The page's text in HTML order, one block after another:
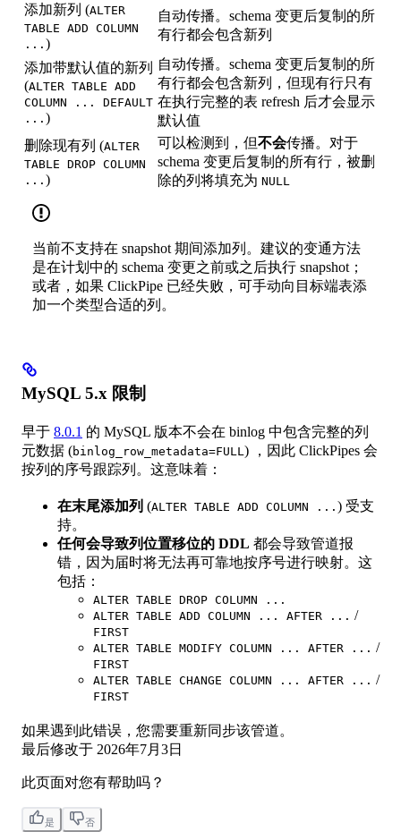
添加新列 (ALTER
TABLE ADD COLUMN
... )
自动传播。schema 变更后复制的所
有行都会包含新列
添加带默认值的新列
(ALTER TABLE ADD
COLUMN ... DEFAULT
... )
自动传播。schema 变更后复制的所
有行都会包含新列，但现有行只有
在执行完整的表 refresh 后才会显示
默认值
删除现有列 (ALTER
TABLE DROP COLUMN
... )
可以检测到，但不会传播。对于
schema 变更后复制的所有行，被删
除的列将填充为 NULL
当前不支持在 snapshot 期间添加列。建议的变通方法
是在计划中的 schema 变更之前或之后执行 snapshot；
或者，如果 ClickPipe 已经失败，可手动向目标端表添
加一个类型合适的列。
MySQL 5.x 限制
早于 8.0.1 的 MySQL 版本不会在 binlog 中包含完整的列
元数据 (binlog_row_metadata=FULL) ，因此 ClickPipes 会
按列的序号跟踪列。这意味着：
在末尾添加列 (ALTER TABLE ADD COLUMN ... ) 受支
持。
任何会导致列位置移位的 DDL 都会导致管道报
错，因为届时将无法再可靠地按序号进行映射。这
包括：
ALTER TABLE DROP COLUMN ...
ALTER TABLE ADD COLUMN ... AFTER ... /
FIRST
ALTER TABLE MODIFY COLUMN ... AFTER ... /
FIRST
ALTER TABLE CHANGE COLUMN ... AFTER ... /
FIRST
如果遇到此错误，您需要重新同步该管道。
最后修改于 2026年7月3日
此页面对您有帮助吗？
是 否